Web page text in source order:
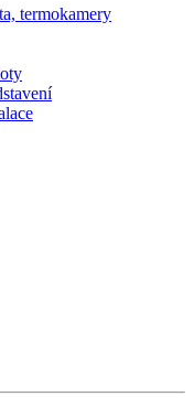
termokamery